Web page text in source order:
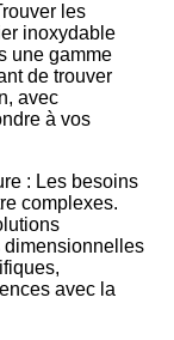
les
inoxydable
une gamme
de trouver
avec
à vos
: Les besoins
complexes.
dimensionnelles
avec la